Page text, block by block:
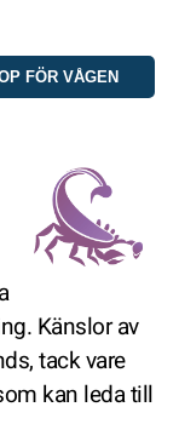
Känslor av
tack vare
kan leda till